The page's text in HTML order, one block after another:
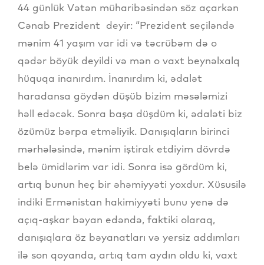
44 günlük Vətən müharibəsindən söz açarkən
Cənab Prezident deyir: “Prezident seçiləndə
mənim 41 yaşım var idi və təcrübəm də o
qədər böyük deyildi və mən o vaxt beynəlxalq
hüquqa inanırdım. İnanırdım ki, ədalət
haradansa göydən düşüb bizim məsələmizi
həll edəcək. Sonra başa düşdüm ki, ədaləti biz
özümüz bərpa etməliyik. Danışıqların birinci
mərhələsində, mənim iştirak etdiyim dövrdə
belə ümidlərim var idi. Sonra isə gördüm ki,
artıq bunun heç bir əhəmiyyəti yoxdur. Xüsusilə
indiki Ermənistan hakimiyyəti bunu yenə də
açıq-aşkar bəyan edəndə, faktiki olaraq,
danışıqlara öz bəyanatları və yersiz addımları
ilə son qoyanda, artıq tam aydın oldu ki, vaxt